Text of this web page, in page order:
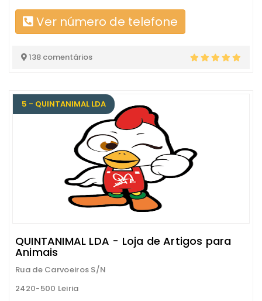
Ver número de telefone
138 comentários
5 - QUINTANIMAL LDA
QUINTANIMAL LDA - Loja de Artigos para
Animais
Rua de Carvoeiros S/N
2420-500 Leiria